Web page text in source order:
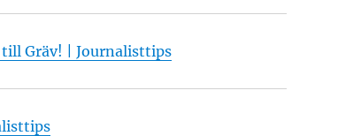
Gräv! | Journalisttips